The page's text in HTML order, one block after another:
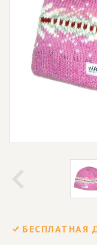
БЕСПЛАТНАЯ